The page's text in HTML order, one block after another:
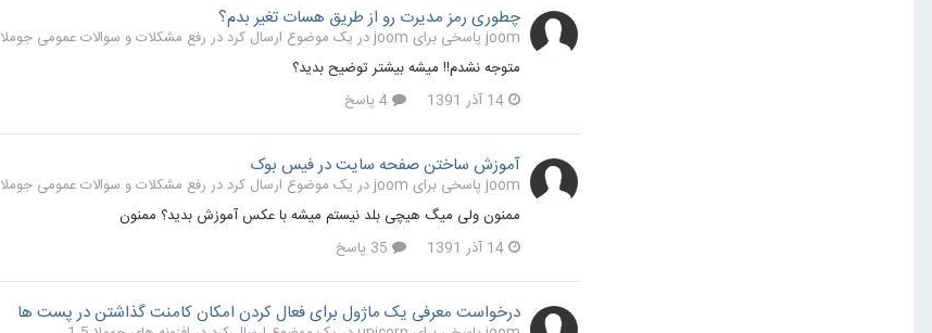
چطوری رمز مدیرت رو از طریق هسات تغیر بدم؟
joom پاسخی برای joom در یک موضوع ارسال کرد در
رفع مشکلات و سوالات عمومی جوملا 1.7 و 2.5
متوجه نشدم!! میشه بیشتر توضیح بدید؟
14 آذر 1391
آموزش ساختن صفحه سایت در فیس بوک
joom پاسخی برای joom در یک موضوع ارسال کرد در
رفع مشکلات و سوالات عمومی جوملا 1.7 و 2.5
ممنون ولی میگ هیچی بلد نیستم میشه با عکس آموزش بدید؟ ممنون
14 آذر 1391
درخواست معرفی یک ماژول برای فعال کردن امکان کامنت گذاشتن در پست ها